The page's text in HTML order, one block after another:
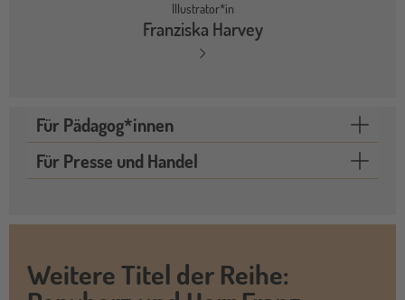
Illustrator*in
Franziska Harvey
Für Pädagog*innen
Für Presse und Handel
Weitere Titel der Reihe: